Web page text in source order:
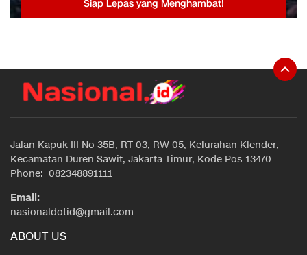
Siap Lepas yang Menghambat!
Jalan Kapuk III No 35B, RT 03, RW 05, Kelurahan Klender,
Kecamatan Duren Sawit, Jakarta Timur, Kode Pos 13470
Phone: 082348891111
Email:
nasionaldotid@gmail.com
ABOUT US